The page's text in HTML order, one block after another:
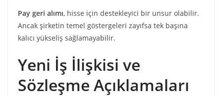
Pay geri alımı, hisse için destekleyici bir unsur olabilir.
Ancak şirketin temel göstergeleri zayıfsa tek başına
kalıcı yükseliş sağlamayabilir.
Yeni İş İlişkisi ve
Sözleşme Açıklamaları